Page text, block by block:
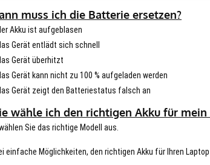
muss ich die Batterie ersetzen?
Akku ist aufgeblasen
Gerät entlädt sich schnell
Gerät überhitzt
Gerät kann nicht zu 100 % aufgeladen werden
Gerät zeigt den Batteriestatus falsch an
wähle ich den richtigen Akku für mein
Sie das richtige Modell aus.
einfache Möglichkeiten, den richtigen Akku für Ihren Laptop